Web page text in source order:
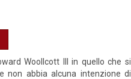
Woollcott III in quello che si
non abbia alcuna intenzione di